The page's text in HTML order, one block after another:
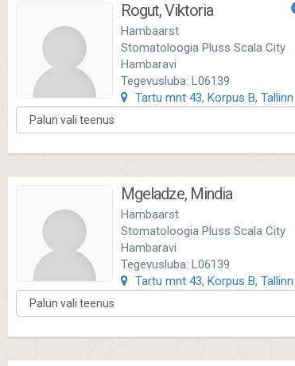
Rogut, Viktoria
Hambaarst
Stomatoloogia Pluss Scala City
Hambaravi
Tegevusluba: L06139
Tartu mnt 43, Korpus B, Tallinn
Mgeladze, Mindia
Hambaarst
Stomatoloogia Pluss Scala City
Hambaravi
Tegevusluba: L06139
Tartu mnt 43, Korpus B, Tallinn